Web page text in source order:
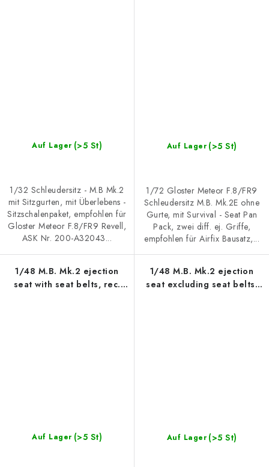
Auf Lager (>5 St)
1/32 Schleudersitz - M.B Mk.2
mit Sitzgurten, mit Überlebens -
Sitzschalenpaket, empfohlen für
Gloster Meteor F.8/FR9 Revell,
ASK Nr. 200-A32043...
Auf Lager (>5 St)
1/72 Gloster Meteor F.8/FR9
Schleudersitz M.B. Mk.2E ohne
Gurte, mit Survival - Seat Pan
Pack, zwei diff. ej. Griffe,
empfohlen für Airfix Bausatz,...
1/48 M.B. Mk.2 ejection
seat with seat belts, rec.
Auf Lager (>5 St)
1/48 M.B. Mk.2 ejection
seat excluding seat belts,
Auf Lager (>5 St)